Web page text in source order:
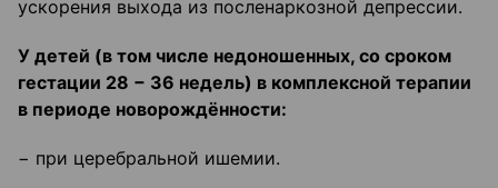
ускорения выхода из посленаркозной депрессии.
У детей (в том числе недоношенных, со сроком
гестации 28 − 36 недель) в комплексной терапии
в периоде новорождённости:
− при церебральной ишемии.